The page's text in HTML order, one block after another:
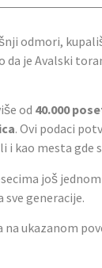
odmori,
da je Avalski
od 40.000
. Ovi podaci
i kao mesta gde
još
generacije.
ukazanom